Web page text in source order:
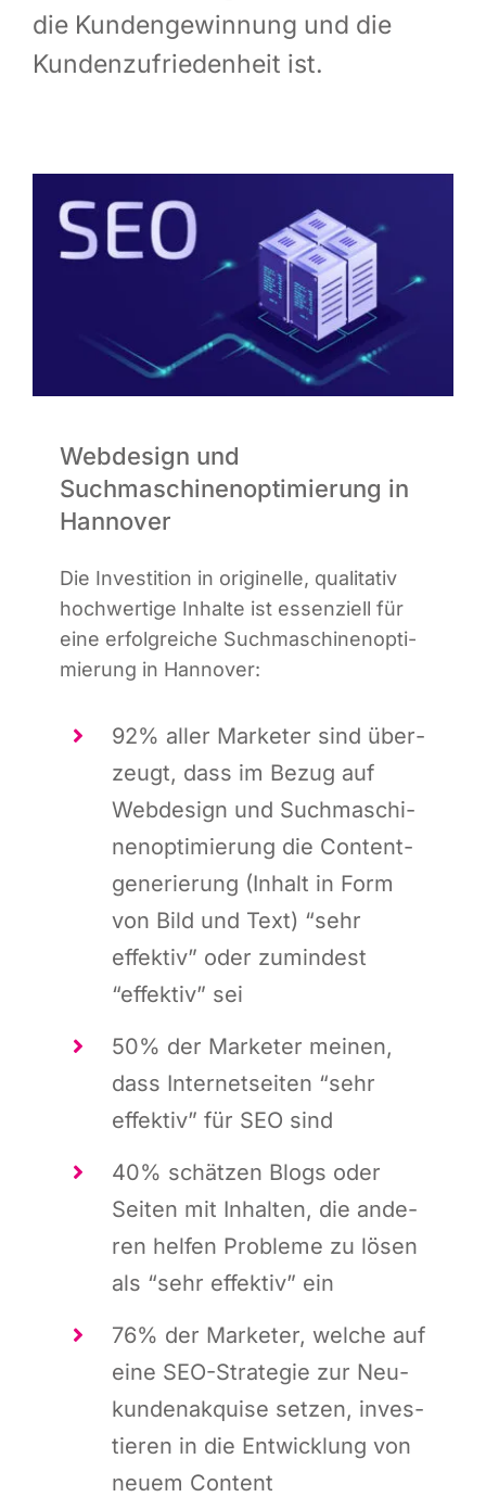
Infor­ma­ti­ves
die Kun­den­ge­win­nung und die
Kun­den­zu­frie­den­heit ist.
Webdesign und
Suchmaschinenoptimierung in
Hannover
Die Inves­ti­ti­on in ori­gi­nel­le, qua­li­ta­tiv
hoch­wer­ti­ge Inhal­te ist essen­zi­ell für
eine erfolg­rei­che Such­ma­schi­nen­op­ti­
mie­rung in Hannover:
92% aller Mar­keter sind über­
zeugt, dass im Bezug auf
Web­de­sign und Such­ma­schi­
nen­op­ti­mie­rung die Con­tent­
ge­ne­rie­rung (Inhalt in Form
von Bild und Text) “sehr
effek­tiv” oder zumin­dest
“effek­tiv” sei
50% der Mar­keter mei­nen,
dass Inter­net­sei­ten “sehr
effek­tiv” für SEO sind
40% schät­zen Blogs oder
Sei­ten mit Inhal­ten, die ande­
ren hel­fen Pro­ble­me zu lösen
als “sehr effek­tiv” ein
76% der Mar­keter, wel­che auf
eine SEO-Stra­­te­­gie zur Neu­
kun­den­ak­qui­se set­zen, inves­
tie­ren in die Ent­wick­lung von
neu­em Content